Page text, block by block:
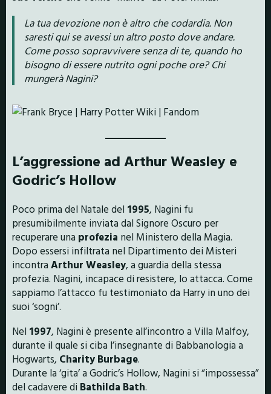
La tua devozione non è altro che codardia. Non
saresti qui se avessi un altro posto dove andare.
Come posso sopravvivere senza di te, quando ho
bisogno di essere nutrito ogni poche ore? Chi
mungerà Nagini?
L’aggressione ad Arthur Weasley e
Godric’s Hollow
Poco prima del Natale del 1995, Nagini fu
presumibilmente inviata dal Signore Oscuro per
recuperare una profezia nel Ministero della Magia.
Dopo essersi infiltrata nel Dipartimento dei Misteri
incontra Arthur Weasley, a guardia della stessa
profezia. Nagini, incapace di resistere, lo attacca. Come
sappiamo l’attacco fu testimoniato da Harry in uno dei
suoi ‘sogni’.
Nel 1997, Nagini è presente all’incontro a Villa Malfoy,
durante il quale si ciba l’insegnante di Babbanologia a
Hogwarts, Charity Burbage.
Durante la ‘gita’ a Godric’s Hollow, Nagini si “impossessa”
del cadavere di Bathilda Bath.